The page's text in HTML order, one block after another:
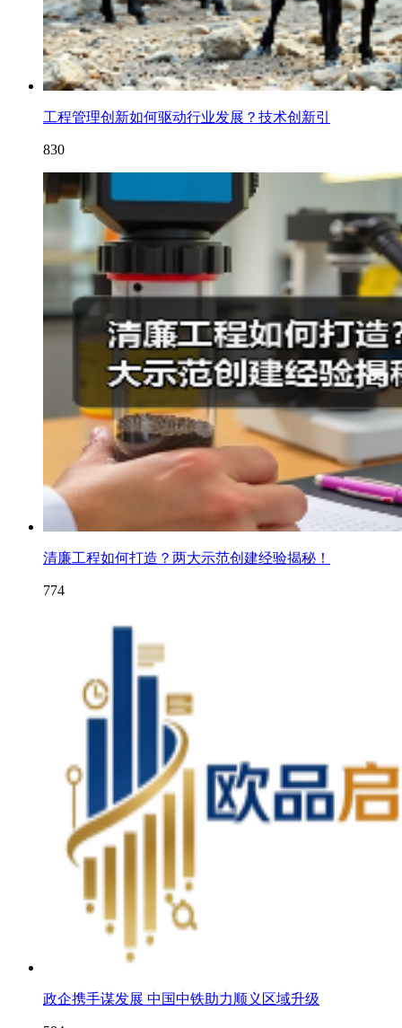
工程管理创新如何驱动行业发展？技术创新引
830
清廉工程如何打造？两大示范创建经验揭秘！
774
政企携手谋发展 中国中铁助力顺义区域升级